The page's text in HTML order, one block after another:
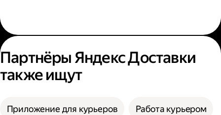
Партнёры Яндекс Доставки
также ищут
Приложение для курьеров Работа курьером